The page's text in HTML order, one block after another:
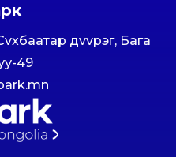
дvvрэг, Бага
49